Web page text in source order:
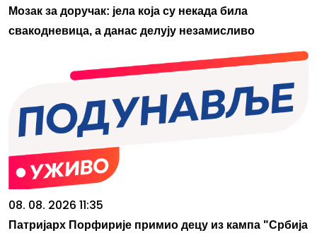
Мозак за доручак: јела која су некада била
свакодневица, а данас делују незамисливо
08. 08. 2026 11:35
Патријарх Порфирије примио децу из кампа "Србија